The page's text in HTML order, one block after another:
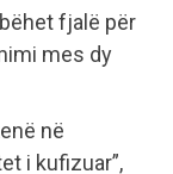
fjalë për
mes dy
në
i kufizuar”,